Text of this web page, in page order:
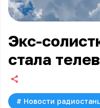
Экс-
стала
# Новости